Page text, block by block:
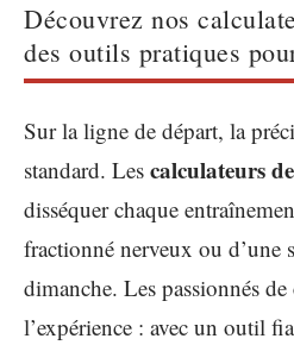
Découvrez nos
des outils pratiques
Sur la ligne de départ, la
standard. Les calculateurs
disséquer chaque
fractionné nerveux ou d’une
dimanche. Les passionnés de
l’expérience : avec un outil